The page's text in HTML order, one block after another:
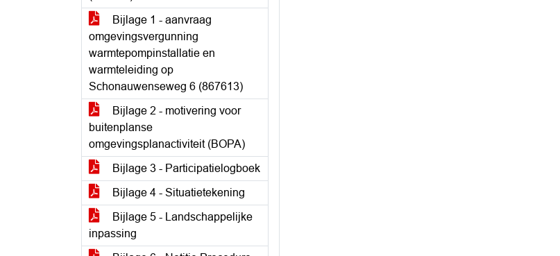
Bijlage 1 - aanvraag
omgevingsvergunning
warmtepompinstallatie en
warmteleiding op
Schonauwenseweg 6 (867613)
Bijlage 2 - motivering voor
buitenplanse
omgevingsplanactiviteit (BOPA)
Bijlage 3 - Participatielogboek
Bijlage 4 - Situatietekening
Bijlage 5 - Landschappelijke
inpassing